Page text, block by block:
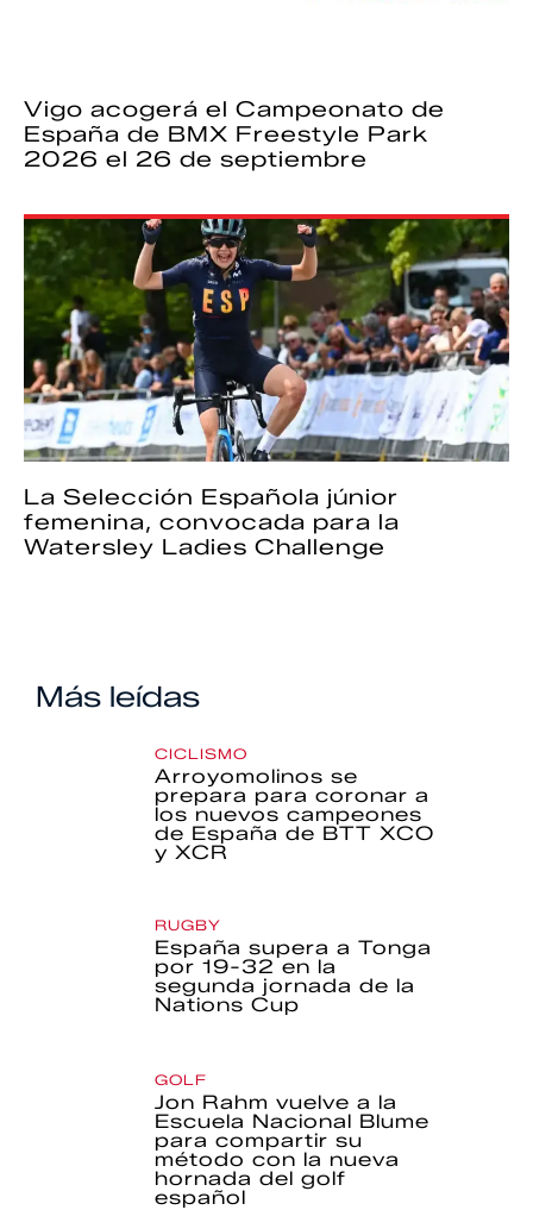
Vigo acogerá el Campeonato de
España de BMX Freestyle Park
2026 el 26 de septiembre
La Selección Española júnior
femenina, convocada para la
Watersley Ladies Challenge
Más leídas
CICLISMO
Arroyomolinos se
prepara para coronar a
los nuevos campeones
de España de BTT XCO
y XCR
RUGBY
España supera a Tonga
por 19-32 en la
segunda jornada de la
Nations Cup
GOLF
Jon Rahm vuelve a la
Escuela Nacional Blume
para compartir su
método con la nueva
hornada del golf
español